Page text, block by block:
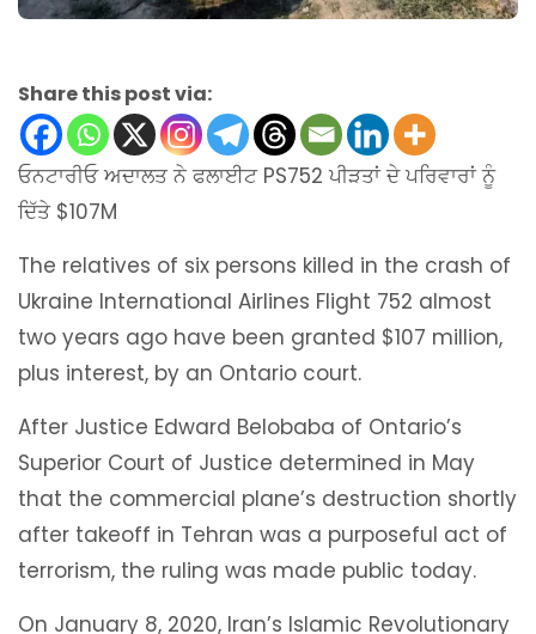
Share this post via:
ਓਨਟਾਰੀਓ ਅਦਾਲਤ ਨੇ ਫਲਾਈਟ PS752 ਪੀੜਤਾਂ ਦੇ ਪਰਿਵਾਰਾਂ ਨੂੰ
ਦਿੱਤੇ $107M
The relatives of six persons killed in the crash of
Ukraine International Airlines Flight 752 almost
two years ago have been granted $107 million,
plus interest, by an Ontario court.
After Justice Edward Belobaba of Ontario’s
Superior Court of Justice determined in May
that the commercial plane’s destruction shortly
after takeoff in Tehran was a purposeful act of
terrorism, the ruling was made public today.
On January 8, 2020, Iran’s Islamic Revolutionary